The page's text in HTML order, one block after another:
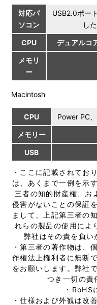
対応パ
ソコン
USB2.0ポー
し
CPU デュアルコ
メモリ
ー
Macintosh
CPU Power PC
メモリー
USB
・ここに記載されてお
は、あくまで一例を示
三者の知的財産権、お
侵害がないことの保証
まして、上記第三者の
れらの製品の使用によ
弊社はその責を負い
・第三者の著作物は、
作権法上権利者に無断
をお願いします。弊社
つき一切の責
・RoHS
・仕様および外観は改